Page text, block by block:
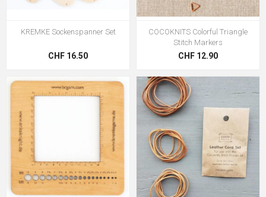
KREMKE Sockenspanner Set
CHF 16.50
COCOKNITS Colorful Triangle
Stitch Markers
CHF 12.90